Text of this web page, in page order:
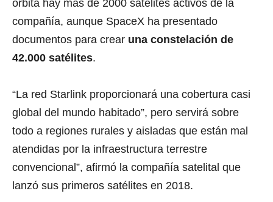
órbita hay más de 2000 satélites activos de la
compañía, aunque SpaceX ha presentado
documentos para crear una constelación de
42.000 satélites.
“La red Starlink proporcionará una cobertura casi
global del mundo habitado”, pero servirá sobre
todo a regiones rurales y aisladas que están mal
atendidas por la infraestructura terrestre
convencional”, afirmó la compañía satelital que
lanzó sus primeros satélites en 2018.